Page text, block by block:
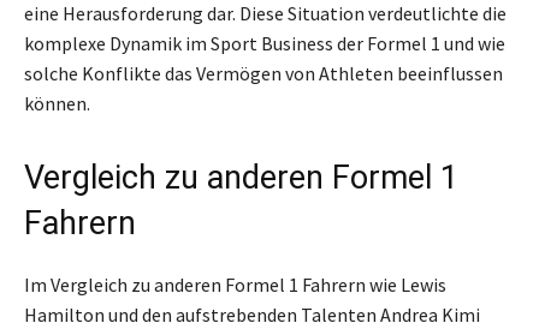
eine Herausforderung dar. Diese Situation verdeutlichte die
komplexe Dynamik im Sport Business der Formel 1 und wie
solche Konflikte das Vermögen von Athleten beeinflussen
können.
Vergleich zu anderen Formel 1
Fahrern
Im Vergleich zu anderen Formel 1 Fahrern wie Lewis
Hamilton und den aufstrebenden Talenten Andrea Kimi